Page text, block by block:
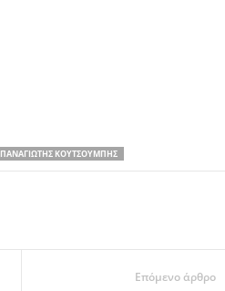
ΠΑΝΑΓΙΏΤΗΣ ΚΟΥΤΣΟΥΜΠΉΣ
Επόμενο άρθρο